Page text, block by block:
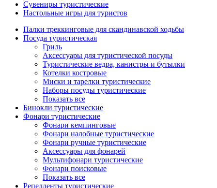
Сувениры туристические
Настольные игры для туристов
Палки треккинговые для скандинавской ходьбы
Посуда туристическая
Гриль
Аксессуары для туристической посуды
Туристические ведра, канистры и бутылки
Котелки костровые
Миски и тарелки туристические
Наборы посуды туристические
Показать все
Бинокли туристические
Фонари туристические
Фонари кемпинговые
Фонари налобные туристические
Фонари ручные туристические
Аксессуары для фонарей
Мультифонари туристические
Фонари поисковые
Показать все
Репелленты туристические